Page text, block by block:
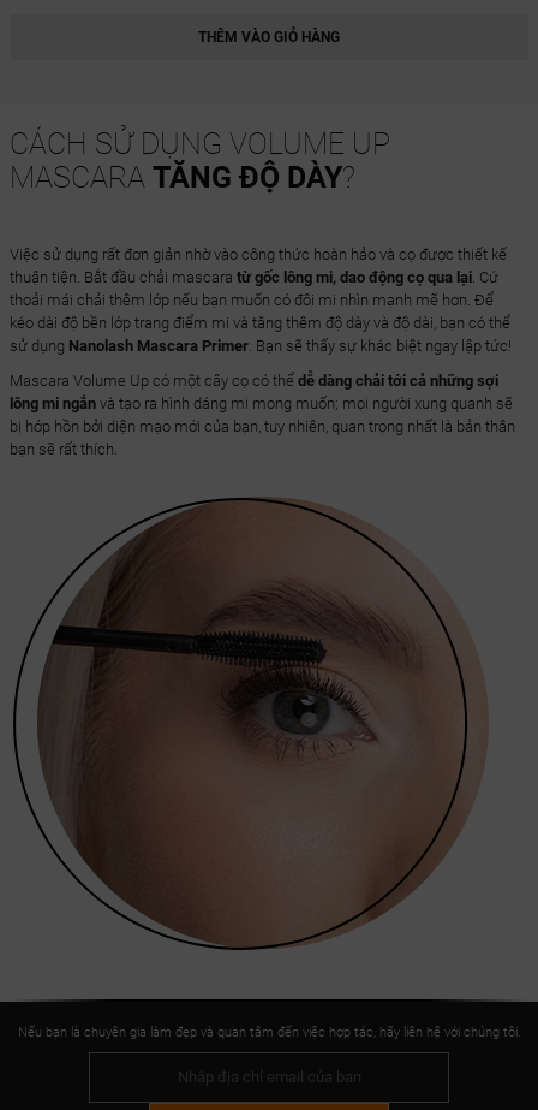
THÊM VÀO GIỎ HÀNG
CÁCH SỬ DỤNG VOLUME UP
MASCARA TĂNG ĐỘ DÀY?
Việc sử dụng rất đơn giản nhờ vào công thức hoàn hảo và cọ được thiết kế
thuận tiện. Bắt đầu chải mascara từ gốc lông mi, dao động cọ qua lại. Cứ
thoải mái chải thêm lớp nếu bạn muốn có đôi mi nhìn mạnh mẽ hơn. Để
kéo dài độ bền lớp trang điểm mi và tăng thêm độ dày và độ dài, bạn có thể
sử dụng Nanolash Mascara Primer. Bạn sẽ thấy sự khác biệt ngay lập tức!
Mascara Volume Up có một cây cọ có thể dễ dàng chải tới cả những sợi
lông mi ngắnvà tạo ra hình dáng mi mong muốn; mọi người xung quanh sẽ
bị hớp hồn bởi diện mạo mới của bạn, tuy nhiên, quan trọng nhất là bản thân
bạn sẽ rất thích.
Nếu bạn là chuyên gia làm đẹp và quan tâm đến việc hợp tác, hãy liên hệ với chúng tôi.